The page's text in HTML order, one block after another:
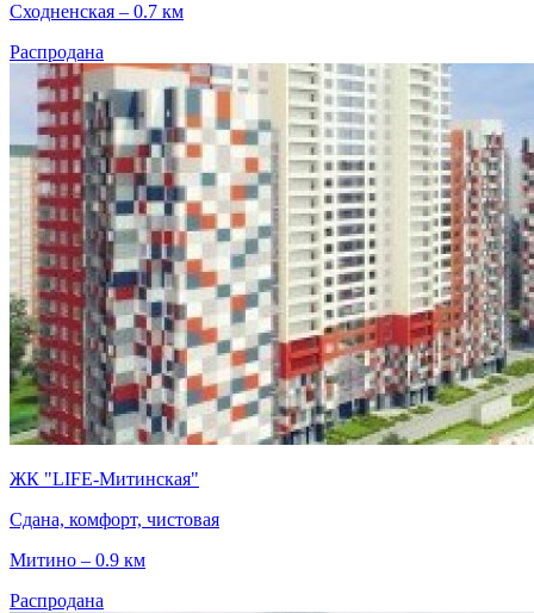
Сходненская – 0.7 км
Распродана
ЖК "LIFE-Митинская"
Сдана, комфорт, чистовая
Митино – 0.9 км
Распродана